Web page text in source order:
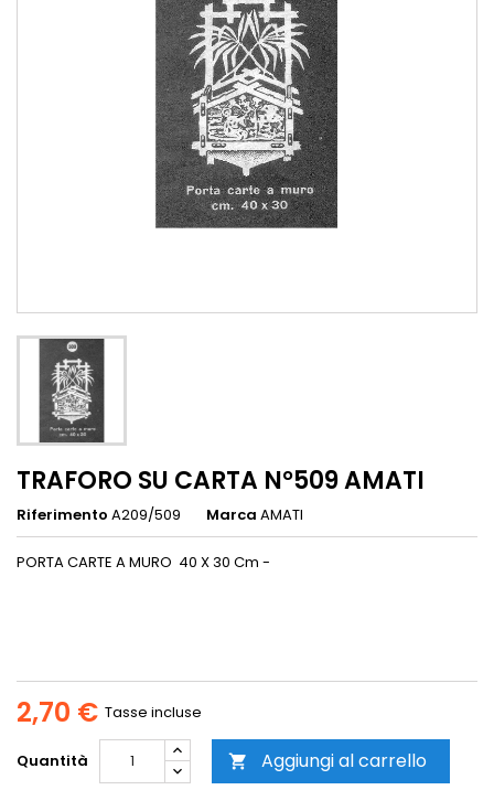
TRAFORO SU CARTA N°509 AMATI
Riferimento A209/509 Marca AMATI
PORTA CARTE A MURO 40 X 30 Cm -
2,70 € Tasse incluse
Quantità  Aggiungi al carrello